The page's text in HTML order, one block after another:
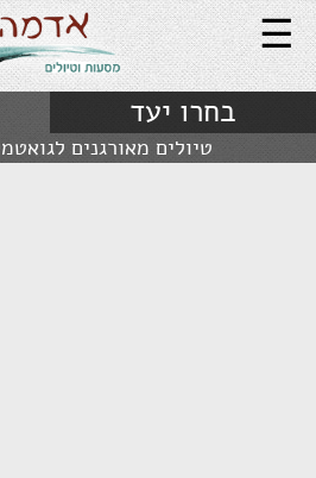
☰
בחרו יעד
טיולים מאורגנים